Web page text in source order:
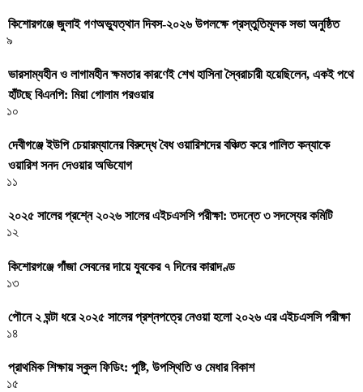
কিশোরগঞ্জে জুলাই গণঅভ্যুত্থান দিবস-২০২৬ উপলক্ষে প্রস্তুতিমূলক সভা অনুষ্ঠিত
৯
ভারসাম্যহীন ও লাগামহীন ক্ষমতার কারণেই শেখ হাসিনা স্বৈরাচারী হয়েছিলেন, একই পথে
হাঁটছে বিএনপি: মিয়া গোলাম পরওয়ার
১০
দেবীগঞ্জে ইউপি চেয়ারম্যানের বিরুদ্ধে বৈধ ওয়ারিশদের বঞ্চিত করে পালিত কন্যাকে
ওয়ারিশ সনদ দেওয়ার অভিযোগ
১১
২০২৫ সালের প্রশ্নে ২০২৬ সালের এইচএসসি পরীক্ষা: তদন্তে ৩ সদস্যের কমিটি
১২
কিশোরগঞ্জে গাঁজা সেবনের দায়ে যুবকের ৭ দিনের কারাদণ্ড
১৩
পৌনে ২ ঘন্টা ধরে ২০২৫ সালের প্রশ্নপত্রে নেওয়া হলো ২০২৬ এর এইচএসসি পরীক্ষা
১৪
প্রাথমিক শিক্ষায় স্কুল ফিডিং: পুষ্টি, উপস্থিতি ও মেধার বিকাশ
১৫